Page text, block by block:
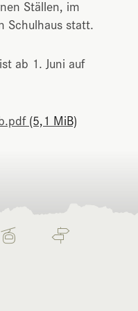
Ställen, im
Schulhaus statt.
ab 1. Juni auf
(5,1 MiB)